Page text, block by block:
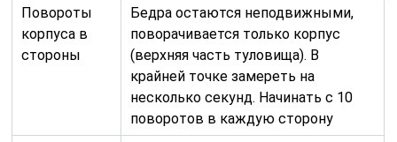
Повороты
корпуса в
стороны
Бедра остаются неподвижными,
поворачивается только корпус
(верхняя часть туловища). В
крайней точке замереть на
несколько секунд. Начинать с 10
поворотов в каждую сторону